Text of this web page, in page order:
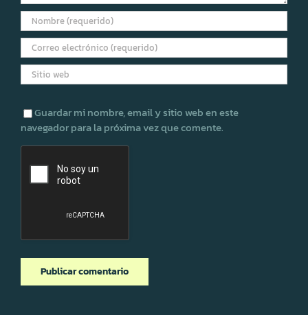
Guardar mi nombre, email y sitio web en este
navegador para la próxima vez que comente.